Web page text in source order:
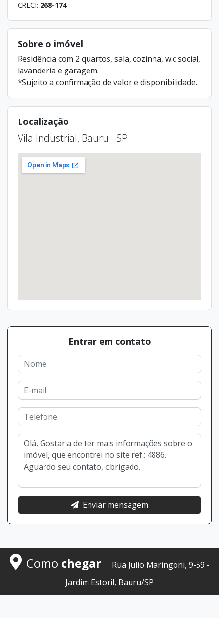
CRECI: 268-174
Sobre o imóvel
Residência com 2 quartos, sala, cozinha, w.c social,
lavanderia e garagem.
*Sujeito a confirmação de valor e disponibilidade.
Localização
Vila Industrial, Bauru - SP
Entrar em contato
Enviar mensagem
Como chegar
Rua Julio Maringoni, 9-59 -
Jardim Estoril, Bauru/SP